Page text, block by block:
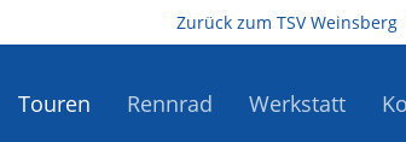
Zurück zum TSV Weinsberg
Touren Rennrad Werkstatt